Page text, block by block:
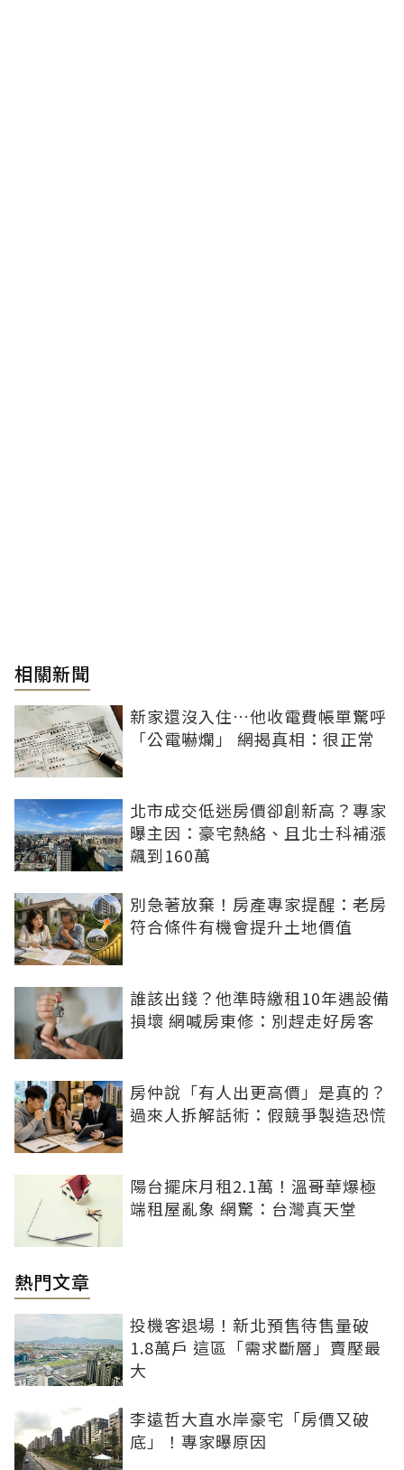
相關新聞
新家還沒入住…他收電費帳單驚呼
「公電嚇爛」 網揭真相：很正常
北市成交低迷房價卻創新高？專家
曝主因：豪宅熱絡、且北士科補漲
飆到160萬
別急著放棄！房產專家提醒：老房
符合條件有機會提升土地價值
誰該出錢？他準時繳租10年遇設備
損壞 網喊房東修：別趕走好房客
房仲說「有人出更高價」是真的？
過來人拆解話術：假競爭製造恐慌
陽台擺床月租2.1萬！溫哥華爆極
端租屋亂象 網驚：台灣真天堂
熱門文章
投機客退場！新北預售待售量破
1.8萬戶 這區「需求斷層」賣壓最
大
李遠哲大直水岸豪宅「房價又破
底」！專家曝原因